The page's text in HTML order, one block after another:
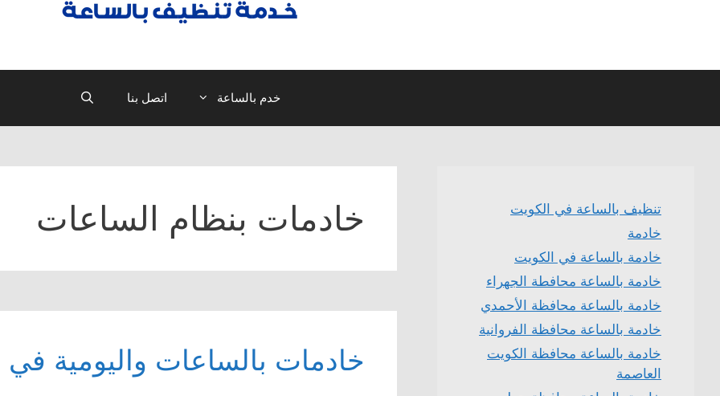
خدم بالساعة اتصل بنا
خادمات بنظام الساعات
خادمات بالساعات واليومية في
تنظيف بالساعة في الكويت
خادمة
خادمة بالساعة في الكويت
خادمة بالساعة محافطة الجهراء
خادمة بالساعة محافظة الأحمدي
خادمة بالساعة محافظة الفروانية
خادمة بالساعة محافظة الكويت
العاصمة